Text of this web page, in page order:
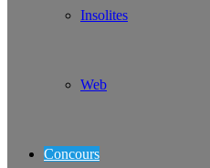
Insolites
Web
Concours